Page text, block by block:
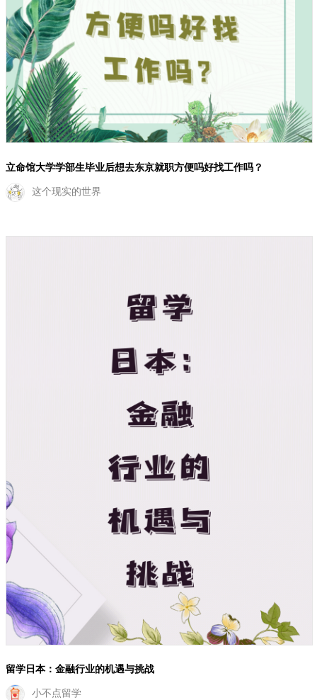
立命馆大学学部生毕业后想去东京就职方便吗好找工作吗？
这个现实的世界
留学日本：金融行业的机遇与挑战
小不点留学